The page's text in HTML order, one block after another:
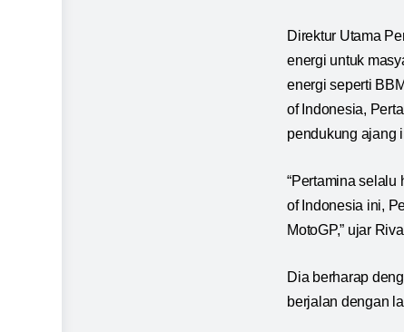
Direktur Utama
energi untuk
energi seperti
of Indonesia,
pendukung ajang
“Pertamina selalu
of Indonesia ini,
MotoGP,” ujar
Dia berharap
berjalan dengan